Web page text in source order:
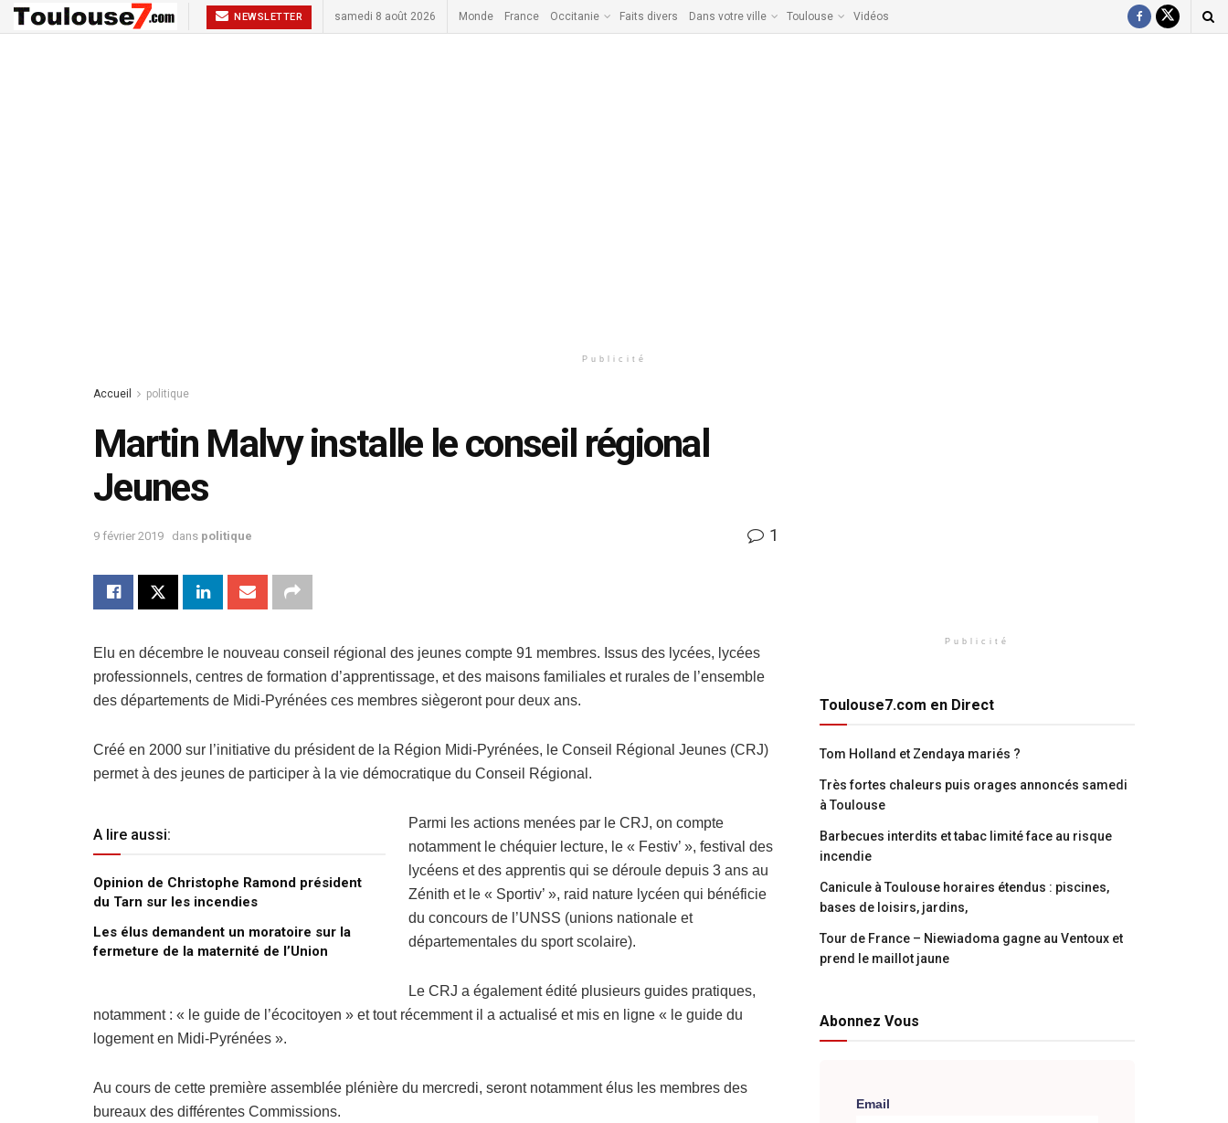
NEWSLETTER samedi 8 août 2026 Monde France Occitanie Faits divers Dans votre ville Toulouse Vidéos
Publicité
Accueil politique
Martin Malvy installe le conseil régional
Jeunes
9 février 2019 dans politique 1
Elu en décembre le nouveau conseil régional des jeunes compte 91 membres. Issus des lycées, lycées
professionnels, centres de formation d’apprentissage, et des maisons familiales et rurales de l’ensemble
des départements de Midi-Pyrénées ces membres siègeront pour deux ans.
Créé en 2000 sur l’initiative du président de la Région Midi-Pyrénées, le Conseil Régional Jeunes (CRJ)
permet à des jeunes de participer à la vie démocratique du Conseil Régional.
A lire aussi:
Opinion de Christophe Ramond président
du Tarn sur les incendies
Les élus demandent un moratoire sur la
fermeture de la maternité de l’Union
Parmi les actions menées par le CRJ, on compte
notamment le chéquier lecture, le « Festiv’ », festival des
lycéens et des apprentis qui se déroule depuis 3 ans au
Zénith et le « Sportiv’ », raid nature lycéen qui bénéficie
du concours de l’UNSS (unions nationale et
départementales du sport scolaire).
Le CRJ a également édité plusieurs guides pratiques,
notamment : « le guide de l’écocitoyen » et tout récemment il a actualisé et mis en ligne « le guide du
logement en Midi-Pyrénées ».
Au cours de cette première assemblée plénière du mercredi, seront notamment élus les membres des
bureaux des différentes Commissions.
Publicité
Toulouse7.com en Direct
Tom Holland et Zendaya mariés ?
Très fortes chaleurs puis orages annoncés samedi
à Toulouse
Barbecues interdits et tabac limité face au risque
incendie
Canicule à Toulouse horaires étendus : piscines,
bases de loisirs, jardins,
Tour de France – Niewiadoma gagne au Ventoux et
prend le maillot jaune
Abonnez Vous
Email